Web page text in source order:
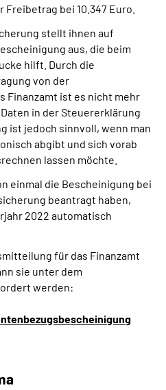
(DGS)
bei 10.347 Euro.
stellt ihnen auf
aus, die beim
hilft. Durch die
von der
Finanzamt ist es nicht mehr
in der Steuererklärung
ist jedoch sinnvoll, wenn man
abgibt und sich vorab
lassen möchte.
einmal die Bescheinigung bei
beantragt haben,
2022 automatisch
für das Finanzamt
sie unter dem
werden: